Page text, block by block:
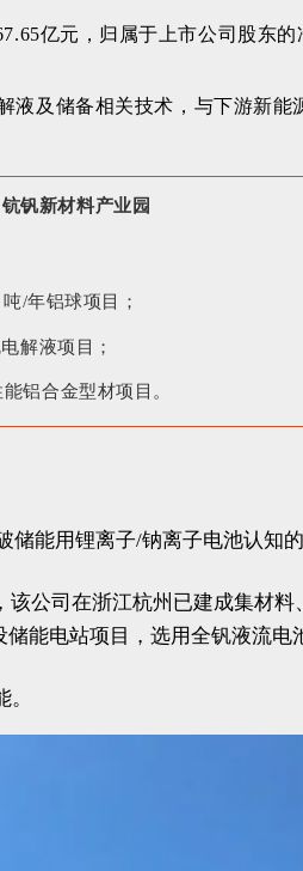
亿元，归属于上市公司股东的
液及储备相关技术，与下游新能
钪钒新材料产业园
/年铝球项目；
解液项目；
铝合金型材项目。
能用锂离子/钠离子电池认知的
公司在浙江杭州已建成集材
能电站项目，选用全钒液流电